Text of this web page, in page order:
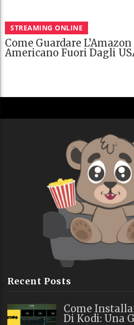
STREAMING ONLINE
Come Guardare
Americano Fuori Dagli
Recent Posts
Come
Di Kodi: Una